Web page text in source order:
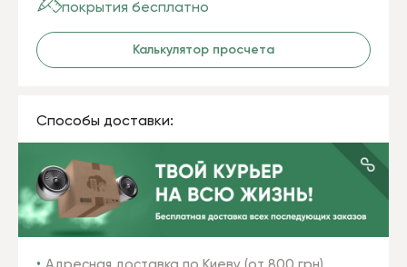
покрытия бесплатно
Калькулятор просчета
Способы доставки: